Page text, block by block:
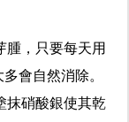
腫，只要每天用
會自然消除。
抹硝酸銀使其乾